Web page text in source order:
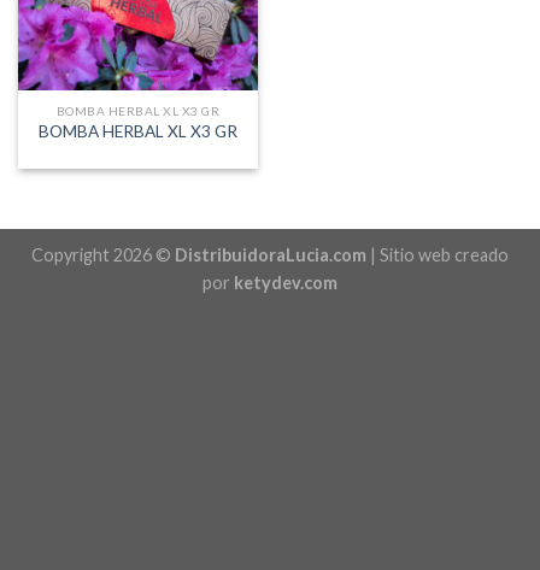
BOMBA HERBAL XL X3 GR
BOMBA HERBAL XL X3 GR
Copyright 2026 © DistribuidoraLucia.com | Sitio web creado
por ketydev.com